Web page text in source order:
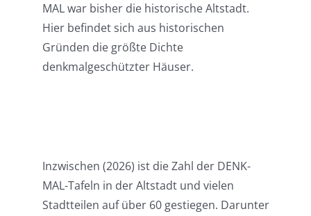
MAL war bisher die historische Altstadt.
Hier befindet sich aus historischen
Gründen die größte Dichte
denkmalgeschützter Häuser.
Inzwischen (2026) ist die Zahl der DENK-
MAL-Tafeln in der Altstadt und vielen
Stadtteilen auf über 60 gestiegen. Darunter